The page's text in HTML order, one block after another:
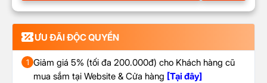
ƯU ĐÃI ĐỘC QUYỀN
1 Giảm giá 5% (tối đa 200.000đ) cho Khách hàng cũ
mua sắm tại Website & Cửa hàng [Tại đây]